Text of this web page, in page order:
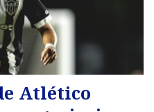
Atlético